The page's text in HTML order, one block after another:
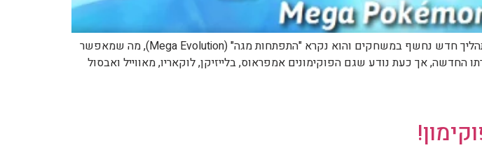
מגזין "קורוקורו" דלף לרשת ואיתו מידע חדש לגבי המשחקים "פוקימון Y ופוקימון X": תהליך חדש נחשף במשחקים והוא נקרא "התפתחות מגה" (Mega Evolution), מה שמאפשר
אך כעת נודע שגם הפוקימונים אמפראוס, בלייזיקן, לוקאריו, מאווייל ואבסול